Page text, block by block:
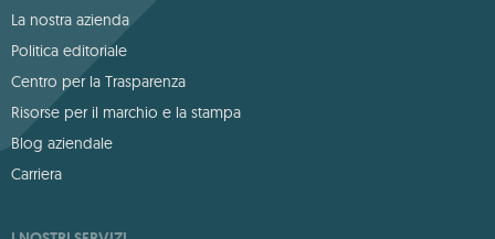
La nostra azienda
Politica editoriale
Centro per la Trasparenza
Risorse per il marchio e la stampa
Blog aziendale
Carriera